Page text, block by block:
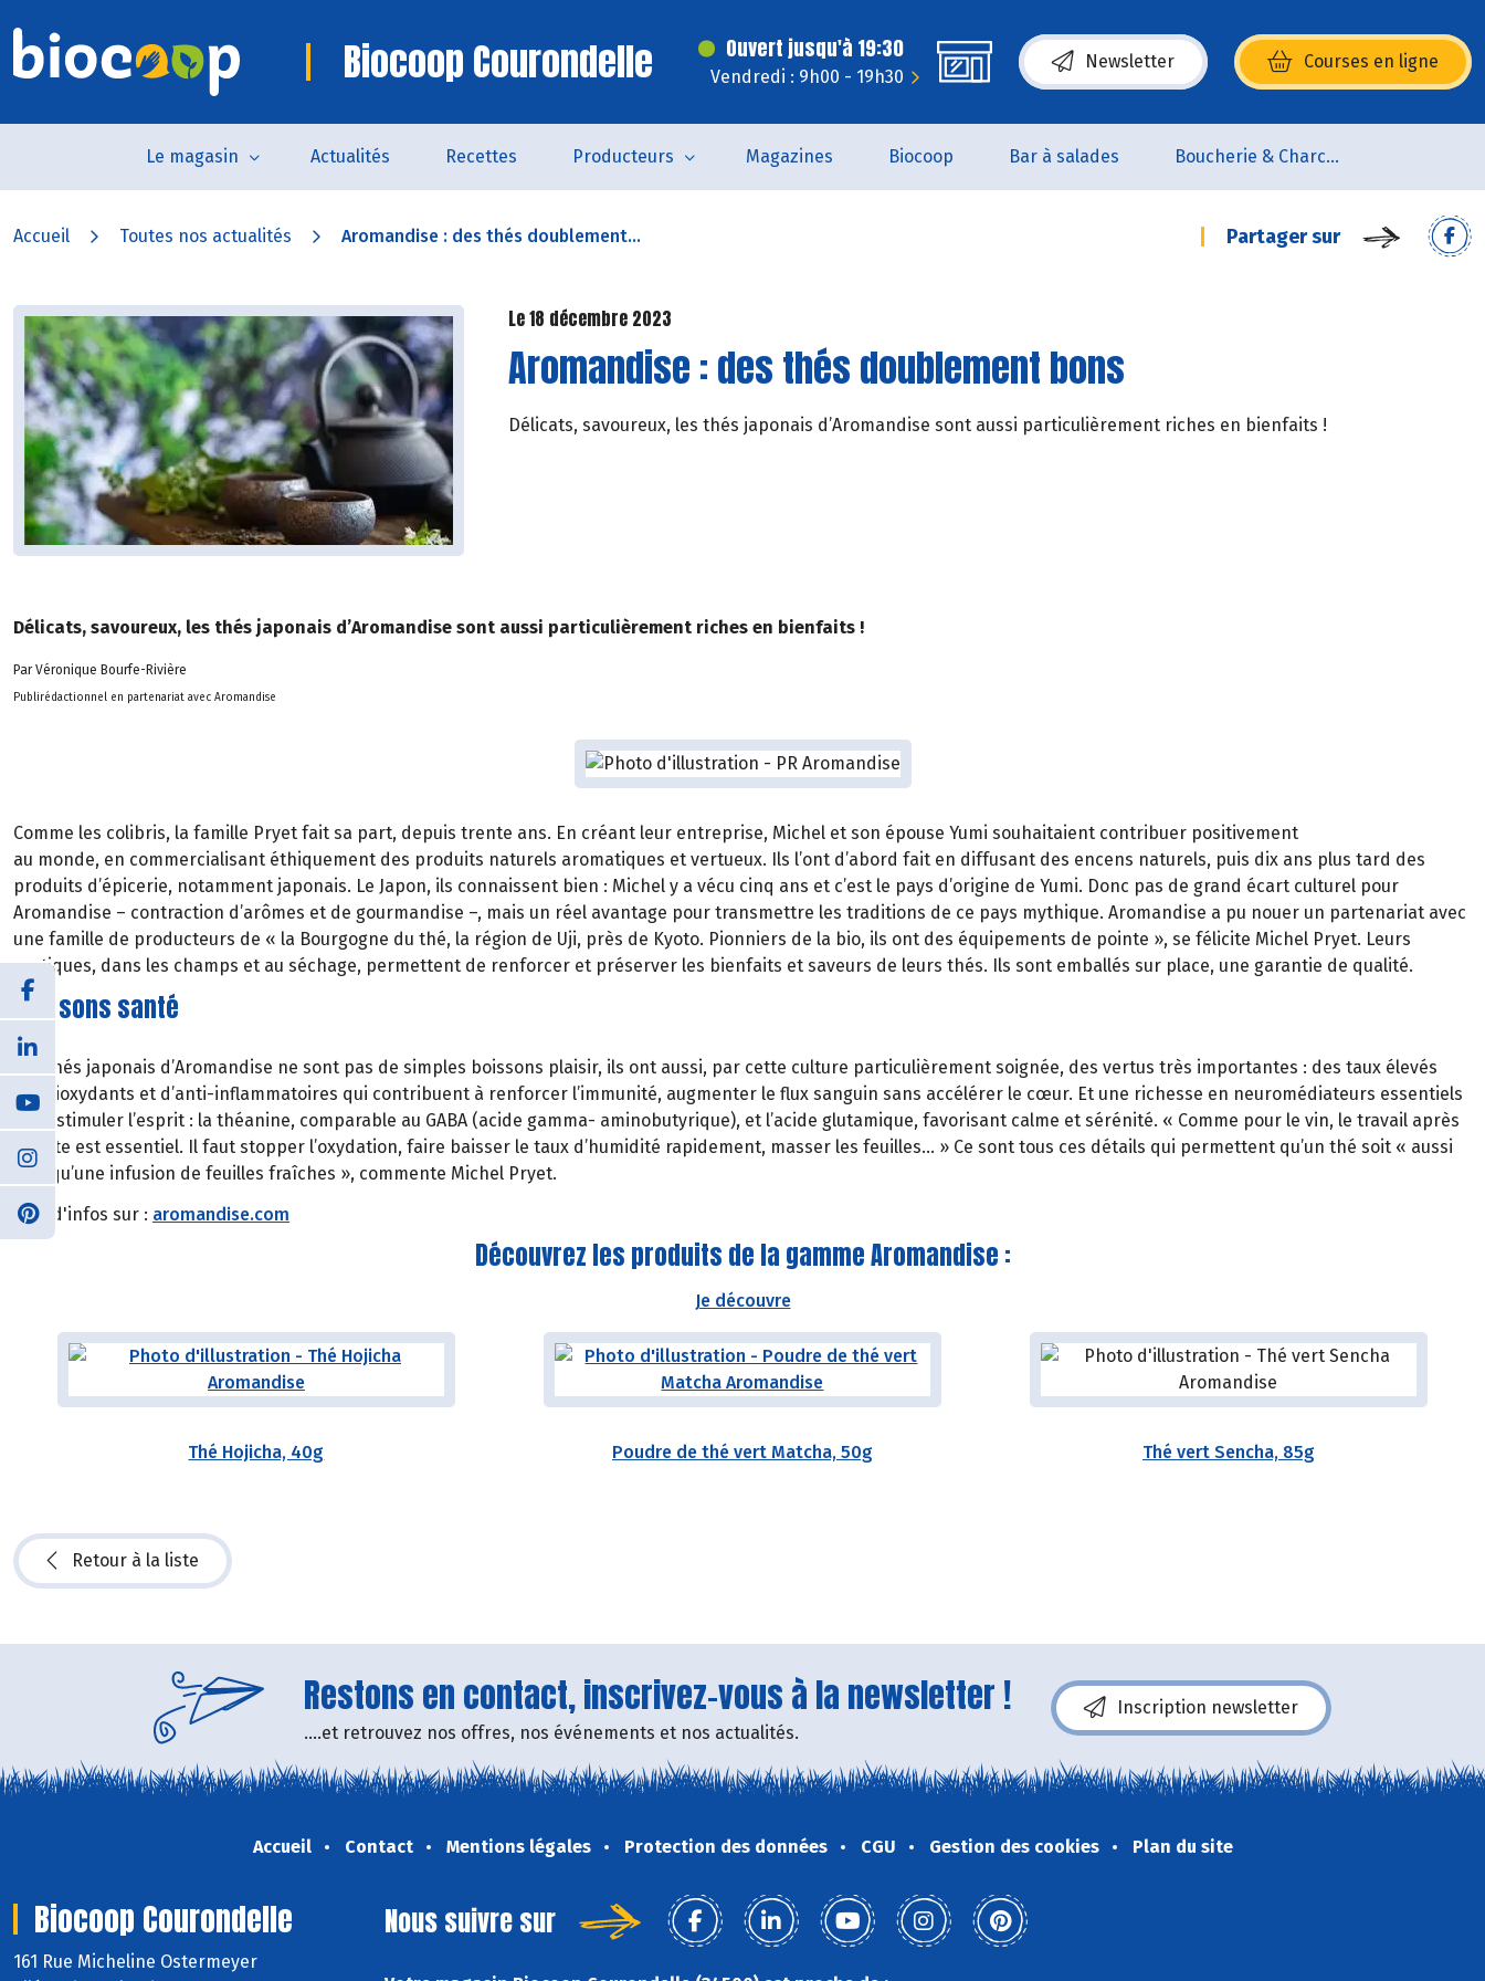
Biocoop Courondelle Ouvert jusqu'à 19:30
Vendredi : 9h00 - 19h30
Newsletter Courses en ligne
(s’ouvre dans une nouvelle fenêtre)
Le magasin Actualités Recettes Producteurs Magazines Biocoop Bar à salades Boucherie & Charcuterie
Accueil Toutes nos actualités Aromandise : des thés doublement... Partager sur
Le 18 décembre 2023
Aromandise : des thés doublement bons
Délicats, savoureux, les thés japonais d’Aromandise sont aussi particulièrement riches en bienfaits !
Délicats, savoureux, les thés japonais d’Aromandise sont aussi particulièrement riches en bienfaits !
Par Véronique Bourfe-Rivière
Publirédactionnel en partenariat avec Aromandise
Comme les colibris, la famille Pryet fait sa part, depuis trente ans. En créant leur entreprise, Michel et son épouse Yumi souhaitaient contribuer positivement
au monde, en commercialisant éthiquement des produits naturels aromatiques et vertueux. Ils l’ont d’abord fait en diffusant des encens naturels, puis dix ans plus tard des
produits d’épicerie, notamment japonais. Le Japon, ils connaissent bien : Michel y a vécu cinq ans et c’est le pays d’origine de Yumi. Donc pas de grand écart culturel pour
Aromandise – contraction d’arômes et de gourmandise –, mais un réel avantage pour transmettre les traditions de ce pays mythique. Aromandise a pu nouer un partenariat avec
une famille de producteurs de « la Bourgogne du thé, la région de Uji, près de Kyoto. Pionniers de la bio, ils ont des équipements de pointe », se félicite Michel Pryet. Leurs
pratiques, dans les champs et au séchage, permettent de renforcer et préserver les bienfaits et saveurs de leurs thés. Ils sont emballés sur place, une garantie de qualité.
Boissons santé
Les thés japonais d’Aromandise ne sont pas de simples boissons plaisir, ils ont aussi, par cette culture particulièrement soignée, des vertus très importantes : des taux élevés
d’antioxydants et d’anti-inflammatoires qui contribuent à renforcer l’immunité, augmenter le flux sanguin sans accélérer le cœur. Et une richesse en neuromédiateurs essentiels
pour stimuler l’esprit : la théanine, comparable au GABA (acide gamma- aminobutyrique), et l’acide glutamique, favorisant calme et sérénité. « Comme pour le vin, le travail après
récolte est essentiel. Il faut stopper l’oxydation, faire baisser le taux d’humidité rapidement, masser les feuilles… » Ce sont tous ces détails qui permettent qu’un thé soit « aussi
bon qu’une infusion de feuilles fraîches », commente Michel Pryet.
Plus d'infos sur : aromandise.com
Découvrez les produits de la gamme Aromandise :
Je découvre
Thé Hojicha, 40g Poudre de thé vert Matcha, 50g Thé vert Sencha, 85g
Retour à la liste
Restons en contact, inscrivez-vous à la newsletter !
....et retrouvez nos offres, nos événements et nos actualités.
Inscription newsletter
Accueil Contact Mentions légales Protection des données CGU Gestion des cookies Plan du site
Biocoop Courondelle
161 Rue Micheline Ostermeyer
Nous suivre sur